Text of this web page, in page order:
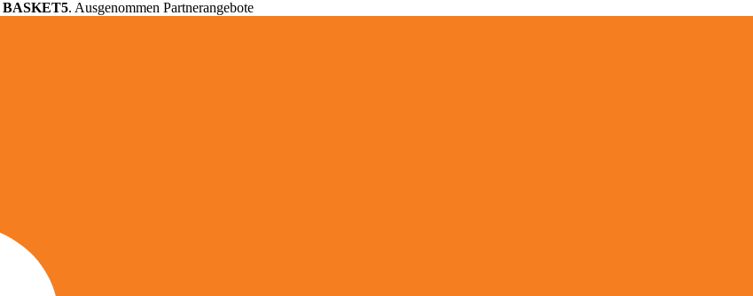
BASKET5. Ausgenommen Partnerangebote